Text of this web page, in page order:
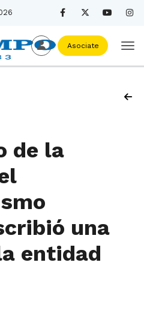
Asociate
de la
una
entidad